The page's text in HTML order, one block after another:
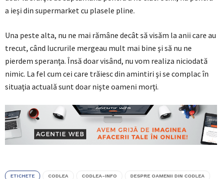
a ieşi din supermarket cu plasele pline.
Una peste alta, nu ne mai rămâne decât să visăm la anii care au
trecut, când lucrurile mergeau mult mai bine şi să nu ne
pierdem speranţa. Însă doar visând, nu vom realiza niciodată
nimic. La fel cum cei care trăiesc din amintiri şi se complac în
situaţia actuală sunt doar nişte oameni morţi.
ETICHETE CODLEA CODLEA-INFO DESPRE OAMENII DIN CODLEA